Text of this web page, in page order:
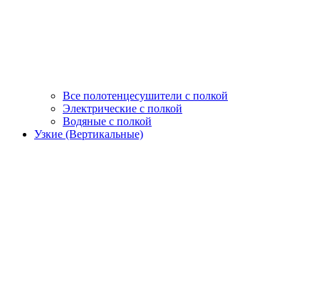
Все полотенцесушители с полкой
Электрические с полкой
Водяные с полкой
Узкие (Вертикальные)